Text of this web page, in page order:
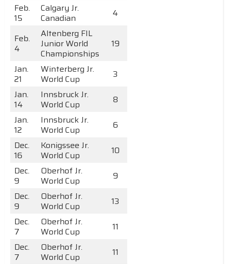
Feb.
15
Calgary Jr.
Canadian
4
Feb.
4
Altenberg FIL
Junior World
Championships
19
Jan.
21
Winterberg Jr.
World Cup
3
Jan.
14
Innsbruck Jr.
World Cup
8
Jan.
12
Innsbruck Jr.
World Cup
6
Dec.
16
Konigssee Jr.
World Cup
10
Dec.
9
Oberhof Jr.
World Cup
9
Dec.
9
Oberhof Jr.
World Cup
13
Dec.
7
Oberhof Jr.
World Cup
11
Dec.
7
Oberhof Jr.
World Cup
11